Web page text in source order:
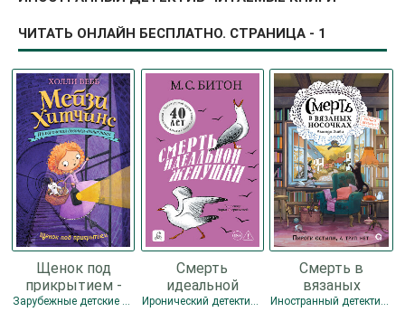
ЧИТАТЬ ОНЛАЙН БЕСПЛАТНО. СТРАНИЦА - 1
Щенок под
прикрытием -
Вебб Холли
Зарубежные детские книги / Иностранный детектив / Современная зарубежная литература / Детские остросюжетные
Смерть
идеальной
женушки - Битон
Иронический детектив / Классический детектив / Иностранный детектив
Смерть в
вязаных
носочках - Эшби
Иностранный детектив / Иронический детектив